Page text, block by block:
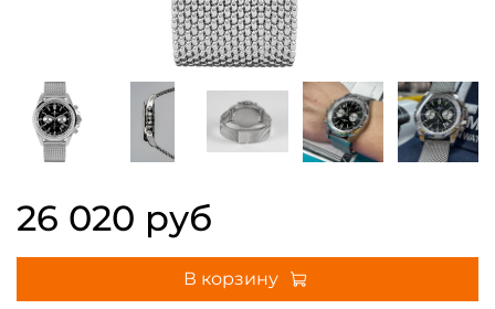
26 020 руб
В корзину